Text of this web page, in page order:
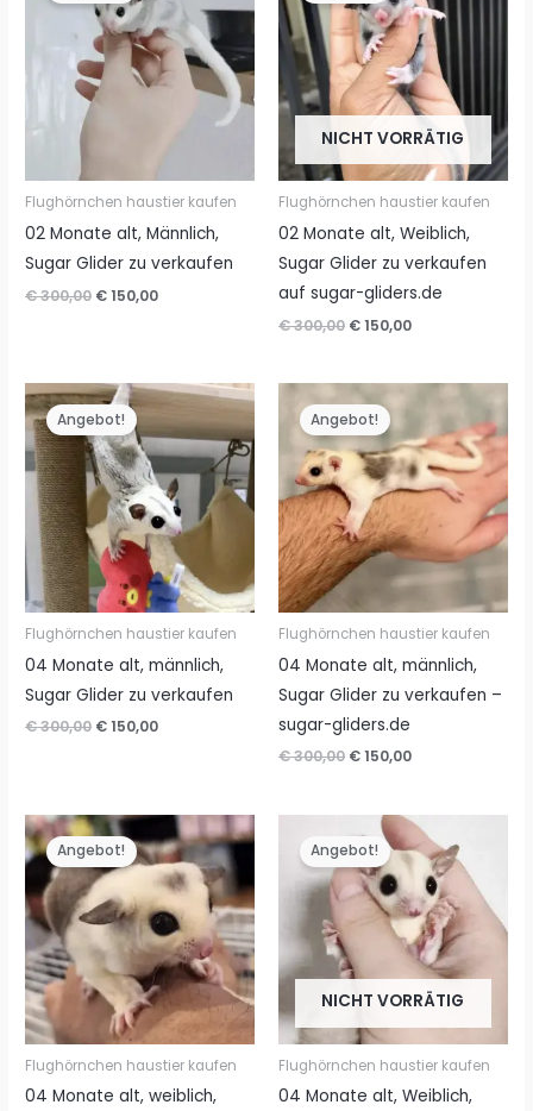
Flughörnchen haustier kaufen
02 Monate alt, Männlich,
Sugar Glider zu verkaufen
€300,00 Ursprünglicher
€150,00Aktueller
NICHT VORRÄTIG
Flughörnchen haustier kaufen
02 Monate alt, Weiblich,
Sugar Glider zu verkaufen
auf sugar-gliders.de
€300,00 Ursprünglicher
€ 300,00
€150,00Aktueller
€ 150,00.
Angebot!
Flughörnchen haustier kaufen
04 Monate alt, männlich,
Sugar Glider zu verkaufen
€300,00 Ursprünglicher
€150,00Aktueller
Angebot!
Flughörnchen haustier kaufen
04 Monate alt, männlich,
Sugar Glider zu verkaufen –
sugar-gliders.de
€300,00 Ursprünglicher
€ 300,00
€150,00Aktueller
€ 150,00.
Angebot!
Flughörnchen haustier kaufen
04 Monate alt, weiblich,
NICHT VORRÄTIG
Angebot!
Flughörnchen haustier kaufen
04 Monate alt, Weiblich,